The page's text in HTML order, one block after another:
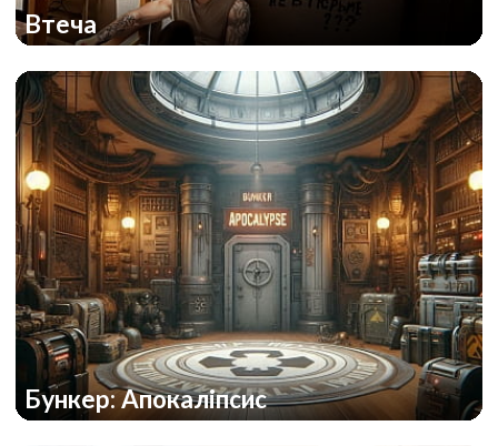
Втеча
Бункер: Апокаліпсис